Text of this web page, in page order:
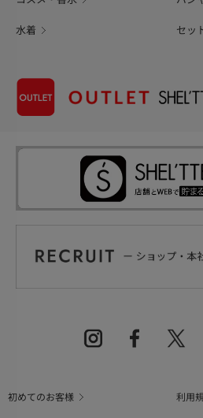
水着 セッ
初めてのお客様 利用